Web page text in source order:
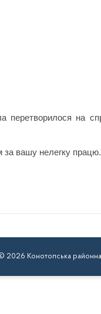
перетворилося на
за вашу нелегку працю.
2026 Конотопська районна